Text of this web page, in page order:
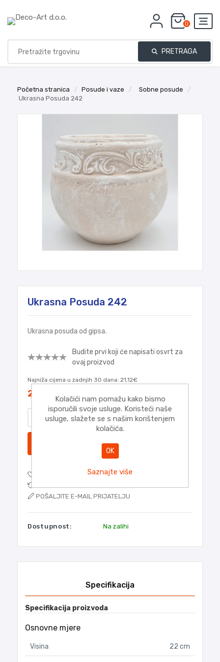
0
PRETRAGA
Početna stranica / Posude i vaze / Sobne posude
/
Ukrasna Posuda 242
Ukrasna Posuda 242
Ukrasna posuda od gipsa.
Budite prvi koji će napisati osvrt za
ovaj proizvod
Najniža cijena u zadnjih 30 dana: 21,12€
21,12€
DODAJTE NA POPIS ŽELJA
POŠALJITE E-MAIL PRIJATELJU
Dostupnost: Na zalihi
Specifikacija
Specifikacija proizvoda
Osnovne mjere
Visina 22 cm
Kolačići nam pomažu kako bismo
isporučili svoje usluge. Koristeći naše
usluge, slažete se s našim korištenjem
kolačića.
OK
Saznajte više